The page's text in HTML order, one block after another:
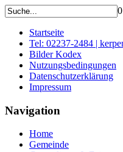
0
Startseite
Tel: 02237-2484 |
Bilder Kodex
Nutzungsbedingungen
Datenschutzerklärung
Impressum
Navigation
Home
Gemeinde